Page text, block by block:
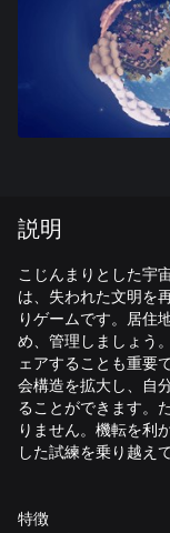
説明
こじんまりとした宇
は、失われた文明を
りゲームです。居住
め、管理しましょう
ェアすることも重要
会構造を拡大し、自
ることができます。
りません。機転を利
した試練を乗り越え
特徴